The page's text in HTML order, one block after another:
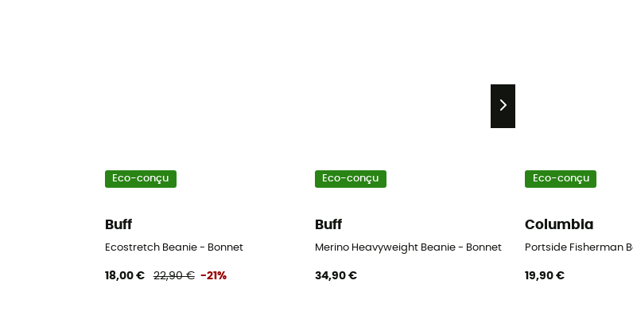
Eco-conçu
Buff
Ecostretch Beanie - Bonnet
18,00 € 22,90 € -21%
Eco-conçu
Buff
Merino Heavyweight Beanie - Bonnet
34,90 €
Eco-conçu
Columbia
Portside Fisherman
19,90 €